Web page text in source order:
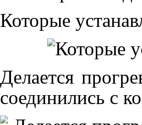
Которые
Делается
соединились с